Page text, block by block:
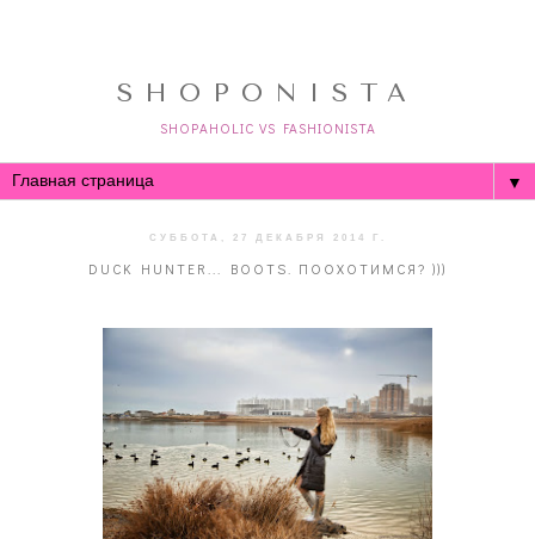
SHOPONISTA
SHOPAHOLIC VS FASHIONISTA
▼
СУББОТА, 27 ДЕКАБРЯ 2014 Г.
DUCK HUNTER... BOOTS. ПООХОТИМСЯ? )))